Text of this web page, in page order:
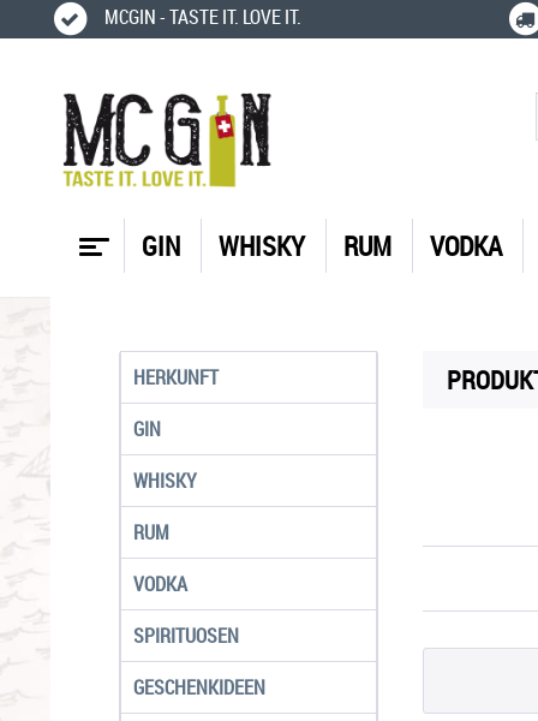
MCGIN - TASTE IT. LOVE IT.
GIN WHISKY RUM VODKA
HERKUNFT
GIN
WHISKY
RUM
VODKA
SPIRITUOSEN
GESCHENKIDEEN